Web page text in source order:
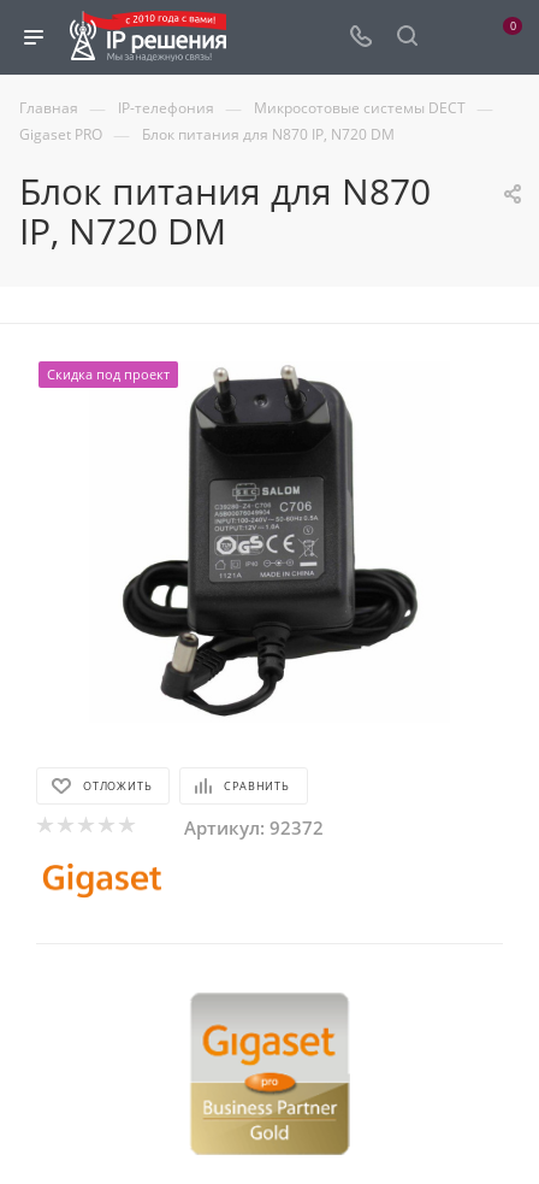
0
Главная — IP-телефония — Микросотовые системы DECT —
Gigaset PRO — Блок питания для N870 IP, N720 DM
Блок питания для N870
IP, N720 DM
Скидка под проект
ОТЛОЖИТЬ СРАВНИТЬ
Артикул: 92372